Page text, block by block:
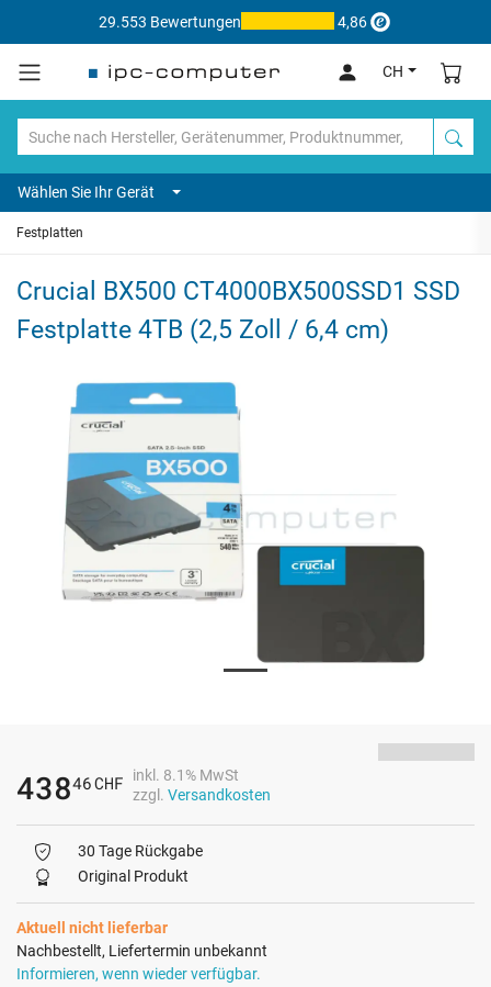
29.553 Bewertungen 4,86
CH
Wählen Sie Ihr Gerät
Festplatten
Crucial BX500 CT4000BX500SSD1 SSD
Festplatte 4TB (2,5 Zoll / 6,4 cm)
43846CHF
inkl. 8.1% MwSt
zzgl. Versandkosten
30 Tage Rückgabe
Original Produkt
Aktuell nicht lieferbar
Nachbestellt, Liefertermin unbekannt
Informieren, wenn wieder verfügbar.